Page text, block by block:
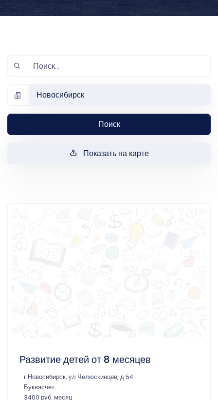
Новосибирск
Поиск
Показать на карте
Развитие детей от 8 месяцев
г Новосибирск, ул Челюскинцев, д 54
Буквасчет
3400 руб. месяц